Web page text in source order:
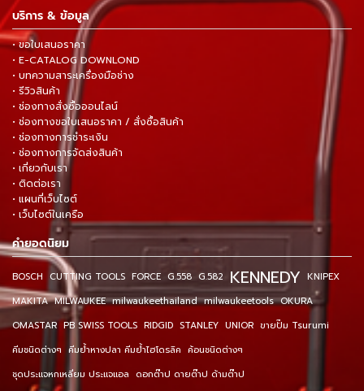
บริการ & ข้อมูล
• ขอใบเสนอราคา
• E-CATALOG DOWNLOND
• บทความสาระเครื่องมือช่าง
• รีวิวสินค้า
• ช่องทางสั่งซื้อออนไลน์
• ช่องทางขอใบเสนอราคา / สั่งซื้อสินค้า
• ช่องทางการชำระเงิน
• ช่องทางการจัดส่งสินค้า
• เกี่ยวกับเรา
• ติดต่อเรา
• แผนที่เว็บไซต์
• เว็บไซต์ในเครือ
คำยอดนิยม
BOSCH CUTTING TOOLS FORCE G.558 G.582 KENNEDY KNIPEX
MAKITA MILWAUKEE milwaukeethailand milwaukeetools OKURA
OMASTAR PB SWISS TOOLS RIDGID STANLEY UNIOR ขายปั๊ม Tsurumi
คีมชนิดต่างๆ คีมย้ำหางปลา คีมย้ำไฮโดรลิค ค้อนชนิดต่างๆ
ชุดประแจหกเหลี่ยม ประแจแอล ดอกต๊าป ดายต๊าป ด้ามต๊าป